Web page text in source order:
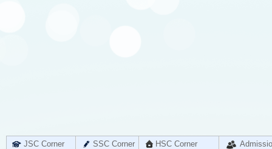
JSC Corner SSC Corner HSC Corner